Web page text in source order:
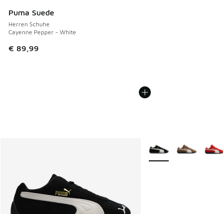
Puma Suede
Herren Schuhe
Cayenne Pepper - White
€ 89,99
Weitere Farben